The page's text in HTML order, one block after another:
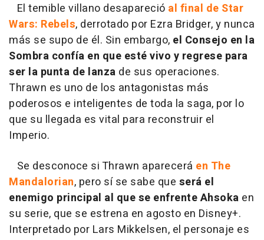
El temible villano desapareció al final de Star
Wars: Rebels, derrotado por Ezra Bridger, y nunca
más se supo de él. Sin embargo, el Consejo en la
Sombra confía en que esté vivo y regrese para
ser la punta de lanza de sus operaciones.
Thrawn es uno de los antagonistas más
poderosos e inteligentes de toda la saga, por lo
que su llegada es vital para reconstruir el
Imperio.
Se desconoce si Thrawn aparecerá en The
Mandalorian, pero sí se sabe que será el
enemigo principal al que se enfrente Ahsoka en
su serie, que se estrena en agosto en Disney+.
Interpretado por Lars Mikkelsen, el personaje es